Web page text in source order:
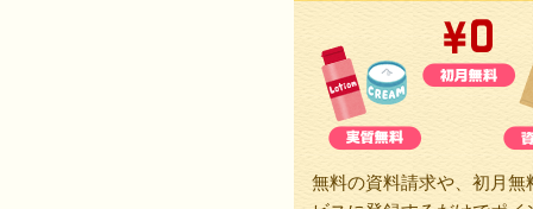
無料の資料請求や、初月無